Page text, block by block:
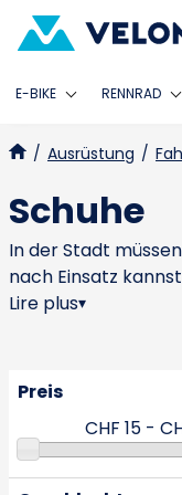
E-BIKE RENNRAD
/ Ausrüstung /
Schuhe
In der Stadt
nach Einsatz
mehr Effizienz
wichtig –
Belastung und
zuverlässige
ab – von sehr
der deine Füße
Lire plus▾
Preis